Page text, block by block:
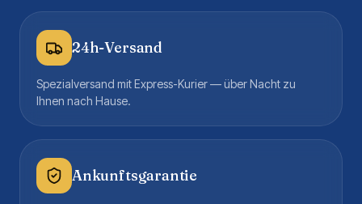
24h-Versand
Spezialversand mit Express-Kurier — über Nacht zu
Ihnen nach Hause.
Ankunftsgarantie